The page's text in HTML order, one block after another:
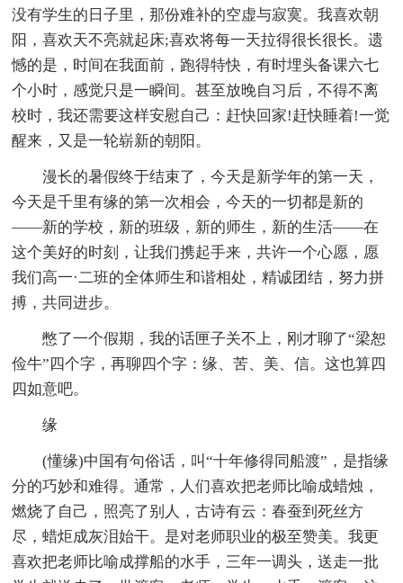
没有学生的日子里，那份难补的空虚与寂寞。我喜欢朝
阳，喜欢天不亮就起床;喜欢将每一天拉得很长很长。遗
憾的是，时间在我面前，跑得特快，有时埋头备课六七
个小时，感觉只是一瞬间。甚至放晚自习后，不得不离
校时，我还需要这样安慰自己：赶快回家!赶快睡着!一觉
醒来，又是一轮崭新的朝阳。
漫长的暑假终于结束了，今天是新学年的第一天，
今天是千里有缘的第一次相会，今天的一切都是新的
——新的学校，新的班级，新的师生，新的生活——在
这个美好的时刻，让我们携起手来，共许一个心愿，愿
我们高一·二班的全体师生和谐相处，精诚团结，努力拼
搏，共同进步。
憋了一个假期，我的话匣子关不上，刚才聊了“梁恕
俭牛”四个字，再聊四个字：缘、苦、美、信。这也算四
四如意吧。
缘
(懂缘)中国有句俗话，叫“十年修得同船渡”，是指缘
分的巧妙和难得。通常，人们喜欢把老师比喻成蜡烛，
燃烧了自己，照亮了别人，古诗有云：春蚕到死丝方
尽，蜡炬成灰泪始干。是对老师职业的极至赞美。我更
喜欢把老师比喻成撑船的水手，三年一调头，送走一批